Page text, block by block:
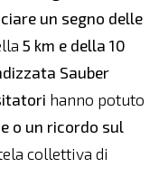
un segno delle
5 km e della 10
Sauber
hanno potuto
o un ricordo sul
collettiva di